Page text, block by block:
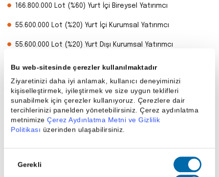
Bu web-sitesinde çerezler kullanılmaktadır
Ziyaretinizi daha iyi anlamak, kullanıcı deneyiminizi
kişiselleştirmek, iyileştirmek ve size uygun teklifleri
sunabilmek için çerezler kullanıyoruz. Çerezlere dair
tercihlerinizi panelden yönetebilirsiniz. Çerez aydınlatma
metnimize Çerez Aydınlatma Metni ve Gizlilik
Politikası üzerinden ulaşabilirsiniz.
Seçimi
Gerekli
166.800.000 Lot (%60) Yurt İçi Bireysel Yatırımcı
55.600.000 Lot (%20) Yurt İçi Kurumsal Yatırımcı
55.600.000 Lot (%20) Yurt Dışı Kurumsal Yatırımcı
Halka Açıklık Oranı ve Arz Büyüklüğü
Halka Açıklık Oranı = %25 (İzahname, Sayfa 285.)
Halka Arz Büyüklüğü = 4.8 Milyar TL
Halka Arz İskontosu ve Fiyat İstikrarı
Fiyat İstikrarı = 15 gün (İzahname, Sayfa 339.)